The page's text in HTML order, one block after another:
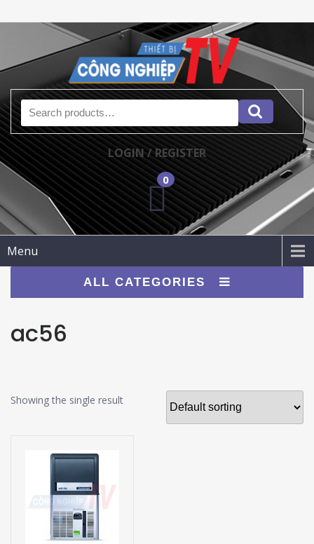
Search for:
LOGIN / REGISTER
0
Menu
ALL CATEGORIES
ac56
Showing the single result